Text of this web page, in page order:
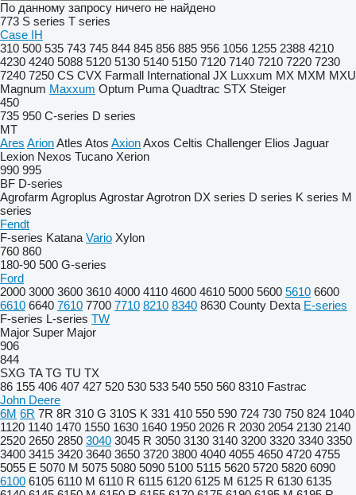
По данному запросу ничего не найдено
773 S series T series
Case IH
310 500 535 743 745 844 845 856 885 956 1056 1255 2388 4210
4230 4240 5088 5120 5130 5140 5150 7120 7140 7210 7220 7230
7240 7250 CS CVX Farmall International JX Luxxum MX MXM MXU
Magnum Maxxum Optum Puma Quadtrac STX Steiger
450
735 950 C-series D series
MT
Ares ArionAtles Atos AxionAxos Celtis Challenger Elios Jaguar
Lexion Nexos Tucano Xerion
990 995
BF D-series
Agrofarm Agroplus AgrostarAgrotron DX series D series K series M
series
Fendt
F-series Katana Vario Xylon
760 860
180-90 500 G-series
Ford
2000 3000 3600 3610 4000 4110 4600 4610 5000 5600 5610 6600
6610 6640 7610 7700 7710 8210 8340 8630 County Dexta E-series
F-series L-series TW
Major Super Major
906
844
SXG TA TG TU TX
86 155 406 407 427 520 530 533 540 550 560 8310 Fastrac
John Deere
6M 6R 7R 8R 310 G 310S K 331 410 550 590 724 730 750 824 1040
1120 1140 1470 1550 1630 1640 1950 2026 R 2030 2054 2130 2140
2520 2650 2850 3040 3045 R 3050 3130 3140 3200 3320 3340 3350
3400 3415 3420 3640 3650 3720 3800 4040 4055 4650 4720 4755
5055 E 5070 M 5075 5080 5090 5100 5115 5620 5720 5820 6090
6100 6105 6110 M 6110 R 6115 6120 6125 M 6125 R 6130 6135